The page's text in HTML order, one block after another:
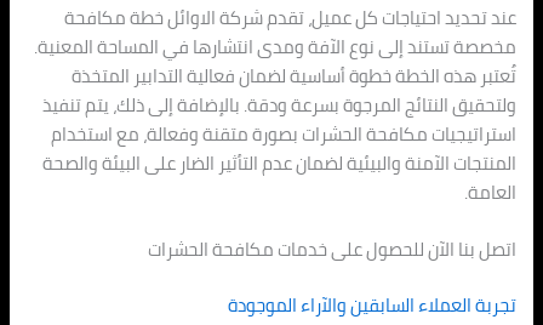
عند تحديد احتياجات كل عميل، تقدم شركة الاوائل خطة مكافحة
مخصصة تستند إلى نوع الآفة ومدى انتشارها في المساحة المعنية.
تُعتبر هذه الخطة خطوة أساسية لضمان فعالية التدابير المتخذة
ولتحقيق النتائج المرجوة بسرعة ودقة. بالإضافة إلى ذلك، يتم تنفيذ
استراتيجيات مكافحة الحشرات بصورة متقنة وفعالة، مع استخدام
المنتجات الآمنة والبيئية لضمان عدم التأثير الضار على البيئة والصحة
العامة.
اتصل بنا الآن للحصول على خدمات مكافحة الحشرات
تجربة العملاء السابقين والآراء الموجودة